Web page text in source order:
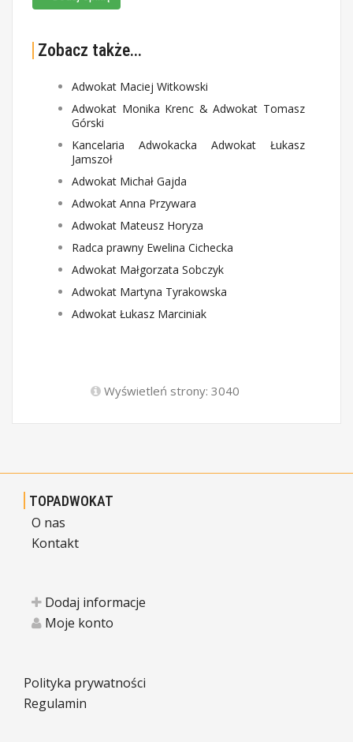
Zobacz także...
Adwokat Maciej Witkowski
Adwokat Monika Krenc & Adwokat Tomasz
Górski
Kancelaria Adwokacka Adwokat Łukasz
Jamszoł
Adwokat Michał Gajda
Adwokat Anna Przywara
Adwokat Mateusz Horyza
Radca prawny Ewelina Cichecka
Adwokat Małgorzata Sobczyk
Adwokat Martyna Tyrakowska
Adwokat Łukasz Marciniak
Wyświetleń strony: 3040
TOPADWOKAT
O nas
Kontakt
Dodaj informacje
Moje konto
Polityka prywatności
Regulamin